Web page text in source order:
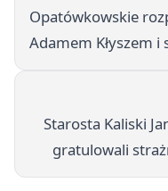
Opatówkowskie
Adamem Kłyszem
Starosta Kaliski
gratulowali